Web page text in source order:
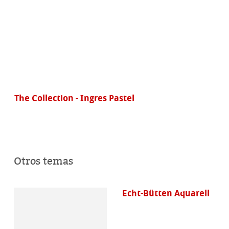
The Collection - Sketch
Otros temas
Echt-Bütten Aquarell